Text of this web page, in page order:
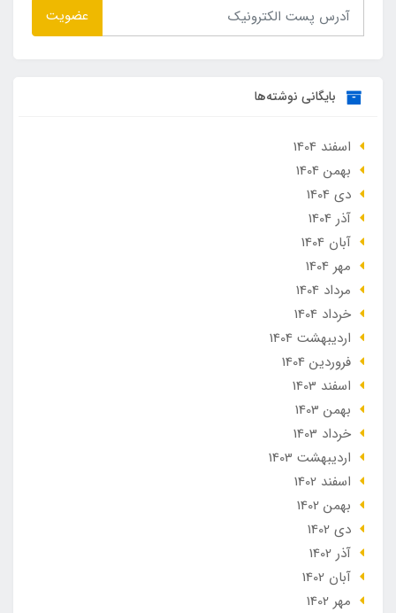
عضویت
بایگانی نوشته‌ها
اسفند 1404
بهمن 1404
دی 1404
آذر 1404
آبان 1404
مهر 1404
مرداد 1404
خرداد 1404
ارديبهشت 1404
فروردین 1404
اسفند 1403
بهمن 1403
خرداد 1403
ارديبهشت 1403
اسفند 1402
بهمن 1402
دی 1402
آذر 1402
آبان 1402
مهر 1402